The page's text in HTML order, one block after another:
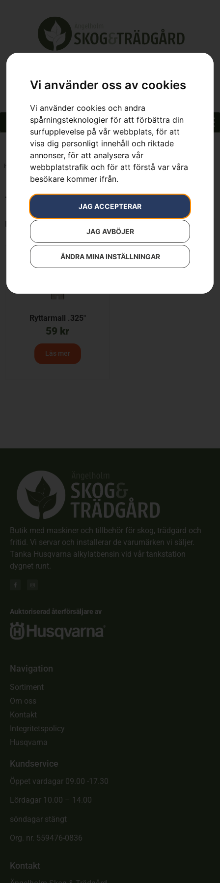
Vi använder oss av cookies
Vi använder cookies och andra
spårningsteknologier för att förbättra din
surfupplevelse på vår webbplats, för att
visa dig personligt innehåll och riktade
annonser, för att analysera vår
webbplatstrafik och för att förstå var våra
besökare kommer ifrån.
JAG ACCEPTERAR
JAG AVBÖJER
ÄNDRA MINA INSTÄLLNINGAR
Hem 7391736003810
7391736003810
Endast ett sökresultat
Ryttarmall .325″
59 kr
Läs mer
Butik med maskiner och tillbehör för skog, trädgård och
fritid. Vi servar och installerar de varumärken vi säljer.
Tanka Husqvarna alkylatbensin vid vår tankstation
dygnet runt.
Auktoriserad återförsäljare av
Navigation
Sortiment
Om oss
Kontakt
Integritetspolicy
Husqvarna
Kundservice
Öppet vardagar 09.00 -17.30
Lördagar 10.00 – 14.00
söndagar stängt
Org. nr. 559476-0836
Kontakt